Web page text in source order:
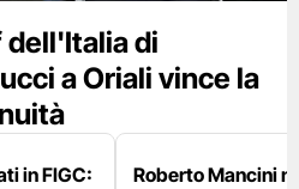
di
a Oriali vince la
in FIGC:
Roberto Mancini